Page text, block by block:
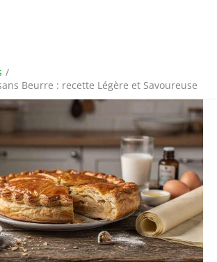
Beurre : recette Légère et Savoureuse